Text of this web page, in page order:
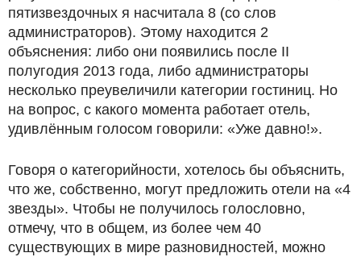
пятизвездочных я насчитала 8 (со слов
администраторов). Этому находится 2
объяснения: либо они появились после II
полугодия 2013 года, либо администраторы
несколько преувеличили категории гостиниц. Но
на вопрос, с какого момента работает отель,
удивлённым голосом говорили: «Уже давно!».
Говоря о категорийности, хотелось бы объяснить,
что же, собственно, могут предложить отели на «4
звезды». Чтобы не получилось голословно,
отмечу, что в общем, из более чем 40
существующих в мире разновидностей, можно